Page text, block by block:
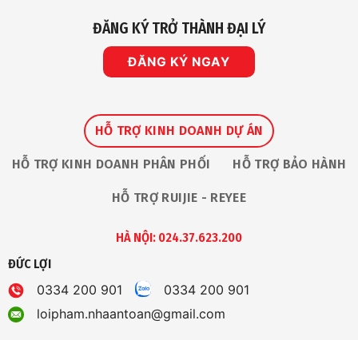
ĐĂNG KÝ TRỞ THÀNH ĐẠI LÝ
ĐĂNG KÝ NGAY
HỖ TRỢ KINH DOANH DỰ ÁN
HỖ TRỢ KINH DOANH PHÂN PHỐI HỖ TRỢ BẢO HÀNH
HỖ TRỢ RUIJIE - REYEE
HÀ NỘI: 024.37.623.200
ĐỨC LỢI
0334 200 901
0334 200 901
loipham.nhaantoan@gmail.com